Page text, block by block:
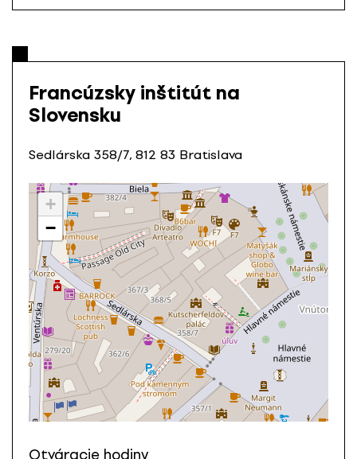
Francúzsky inštitút na
Slovensku
Sedlárska 358/7, 812 83 Bratislava
+
−
Otváracie hodiny